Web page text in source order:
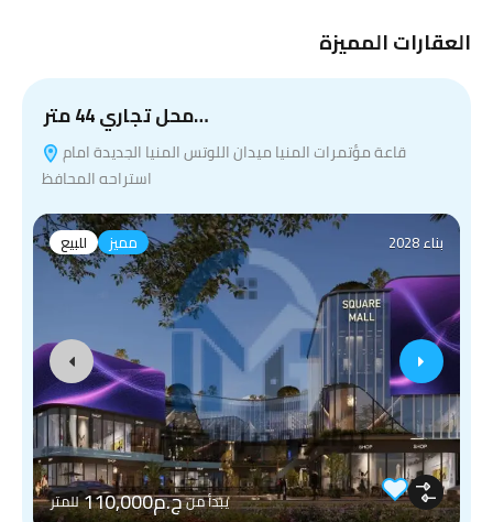
العقارات المميزة
محل تجاري 44 متر…
استراحه المحافظ
للبيع مميز بناء 2028
يبدأ منج.م110,000 للمتر